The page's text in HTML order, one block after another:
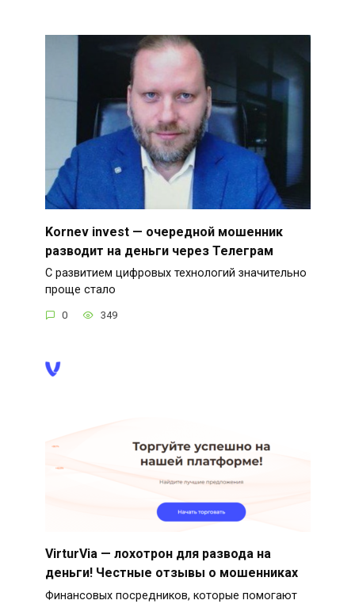
Kornev invest — очередной мошенник
разводит на деньги через Телеграм
С развитием цифровых технологий значительно
проще стало
0 349
VirturVia — лохотрон для развода на
деньги! Честные отзывы о мошенниках
Финансовых посредников, которые помогают